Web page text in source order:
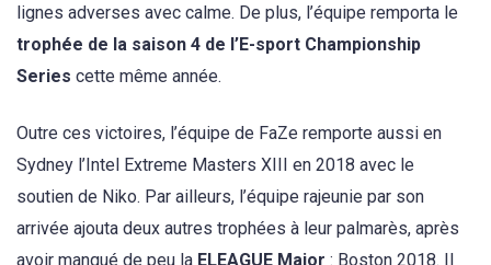
lignes adverses avec calme. De plus, l’équipe remporta le
trophée de la saison 4 de l’E-sport Championship
Series cette même année.
Outre ces victoires, l’équipe de FaZe remporte aussi en
Sydney l’Intel Extreme Masters XIII en 2018 avec le
soutien de Niko. Par ailleurs, l’équipe rajeunie par son
arrivée ajouta deux autres trophées à leur palmarès, après
avoir manqué de peu la ELEAGUE Major : Boston 2018. Il